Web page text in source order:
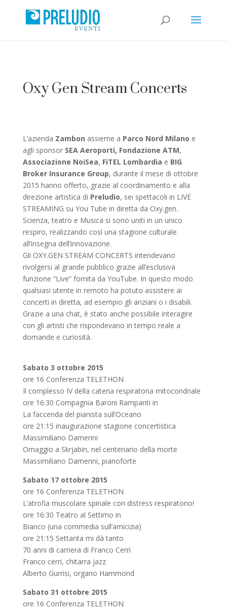
Oxy Gen Stream Concerts
L’azienda Zambon assieme a Parco Nord Milano e
agli sponsor SEA Aeroporti, Fondazione ATM,
Associazione NoiSea, FiTEL Lombardia e BIG
Broker Insurance Group, durante il mese di ottobre
2015 hanno offerto, grazie al coordinamento e alla
direzione artistica di Preludio, sei spettacoli in LIVE
STREAMING su You Tube in diretta da Oxy.gen.
Scienza, teatro e Musica si sono uniti in un unico
respiro, realizzando così una stagione culturale
all’insegna dell’innovazione.
Gli OXY.GEN STREAM CONCERTS intendevano
rivolgersi al grande pubblico grazie all’esclusiva
funzione “Live” fornita da YouTube. In questo modo
qualsiasi utente in remoto ha potuto assistere ai
concerti in diretta, ad esempio gli anziani o i disabili.
Grazie a una chat, è stato anche possibile interagire
con gli artisti che rispondevano in tempo reale a
domande e curiosità.
Sabato 3 ottobre 2015
ore 16 Conferenza TELETHON
Il complesso IV della catena respiratoria mitocondriale
ore 16:30 Compagnia Baroni Rampanti in
La faccenda del pianista sull’Oceano
ore 21:15 inaugurazione stagione concertistica
Massimiliano Damerini
Omaggio a Skrjabin, nel centenario della morte
Massimiliano Damerini, pianoforte
Sabato 17 ottobre 2015
ore 16 Conferenza TELETHON
L’atrofia muscolare spinale con distress respiratorio!
ore 16:30 Teatro al Settimo in
Bianco (una commedia sull’amicizia)
ore 21:15 Settanta mi dà tanto
70 anni di carriera di Franco Cerri
Franco cerri, chitarra jazz
Alberto Gurrisi, organo Hammond
Sabato 31 ottobre 2015
ore 16 Conferenza TELETHON